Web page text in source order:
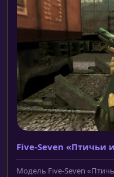
Five-Seven «Птичьи
Модель Five-Seven